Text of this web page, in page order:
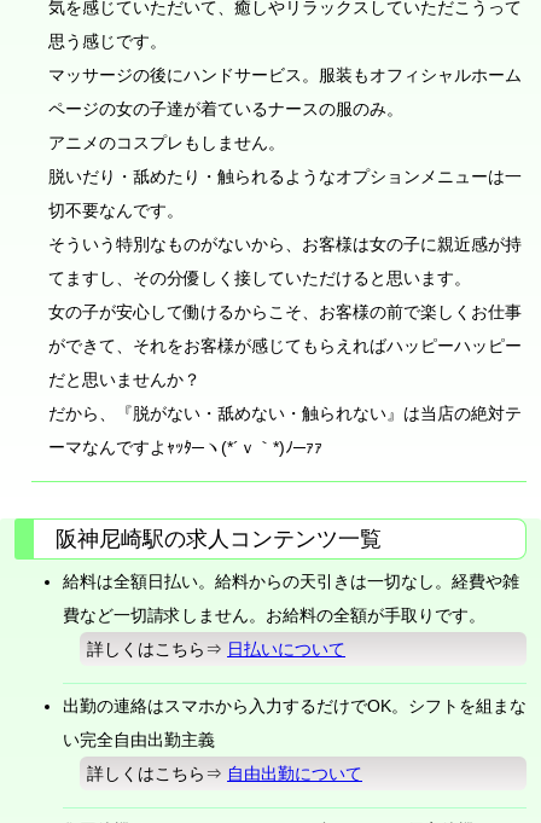
気を感じていただいて、癒しやリラックスしていただこうって
思う感じです。
マッサージの後にハンドサービス。服装もオフィシャルホーム
ページの女の子達が着ているナースの服のみ。
アニメのコスプレもしません。
脱いだり・舐めたり・触られるようなオプションメニューは一
切不要なんです。
そういう特別なものがないから、お客様は女の子に親近感が持
てますし、その分優しく接していただけると思います。
女の子が安心して働けるからこそ、お客様の前で楽しくお仕事
ができて、それをお客様が感じてもらえればハッピーハッピー
だと思いませんか？
だから、『脱がない・舐めない・触られない』は当店の絶対テ
ーマなんですよｬｯﾀ─ヽ(*´ｖ｀*)ﾉ─ｧｧ
阪神尼崎駅の求人コンテンツ一覧
給料は全額日払い。給料からの天引きは一切なし。経費や雑
費など一切請求しません。お給料の全額が手取りです。
詳しくはこちら⇒ 日払いについて
出勤の連絡はスマホから入力するだけでOK。シフトを組まな
い完全自由出勤主義
詳しくはこちら⇒ 自由出勤について